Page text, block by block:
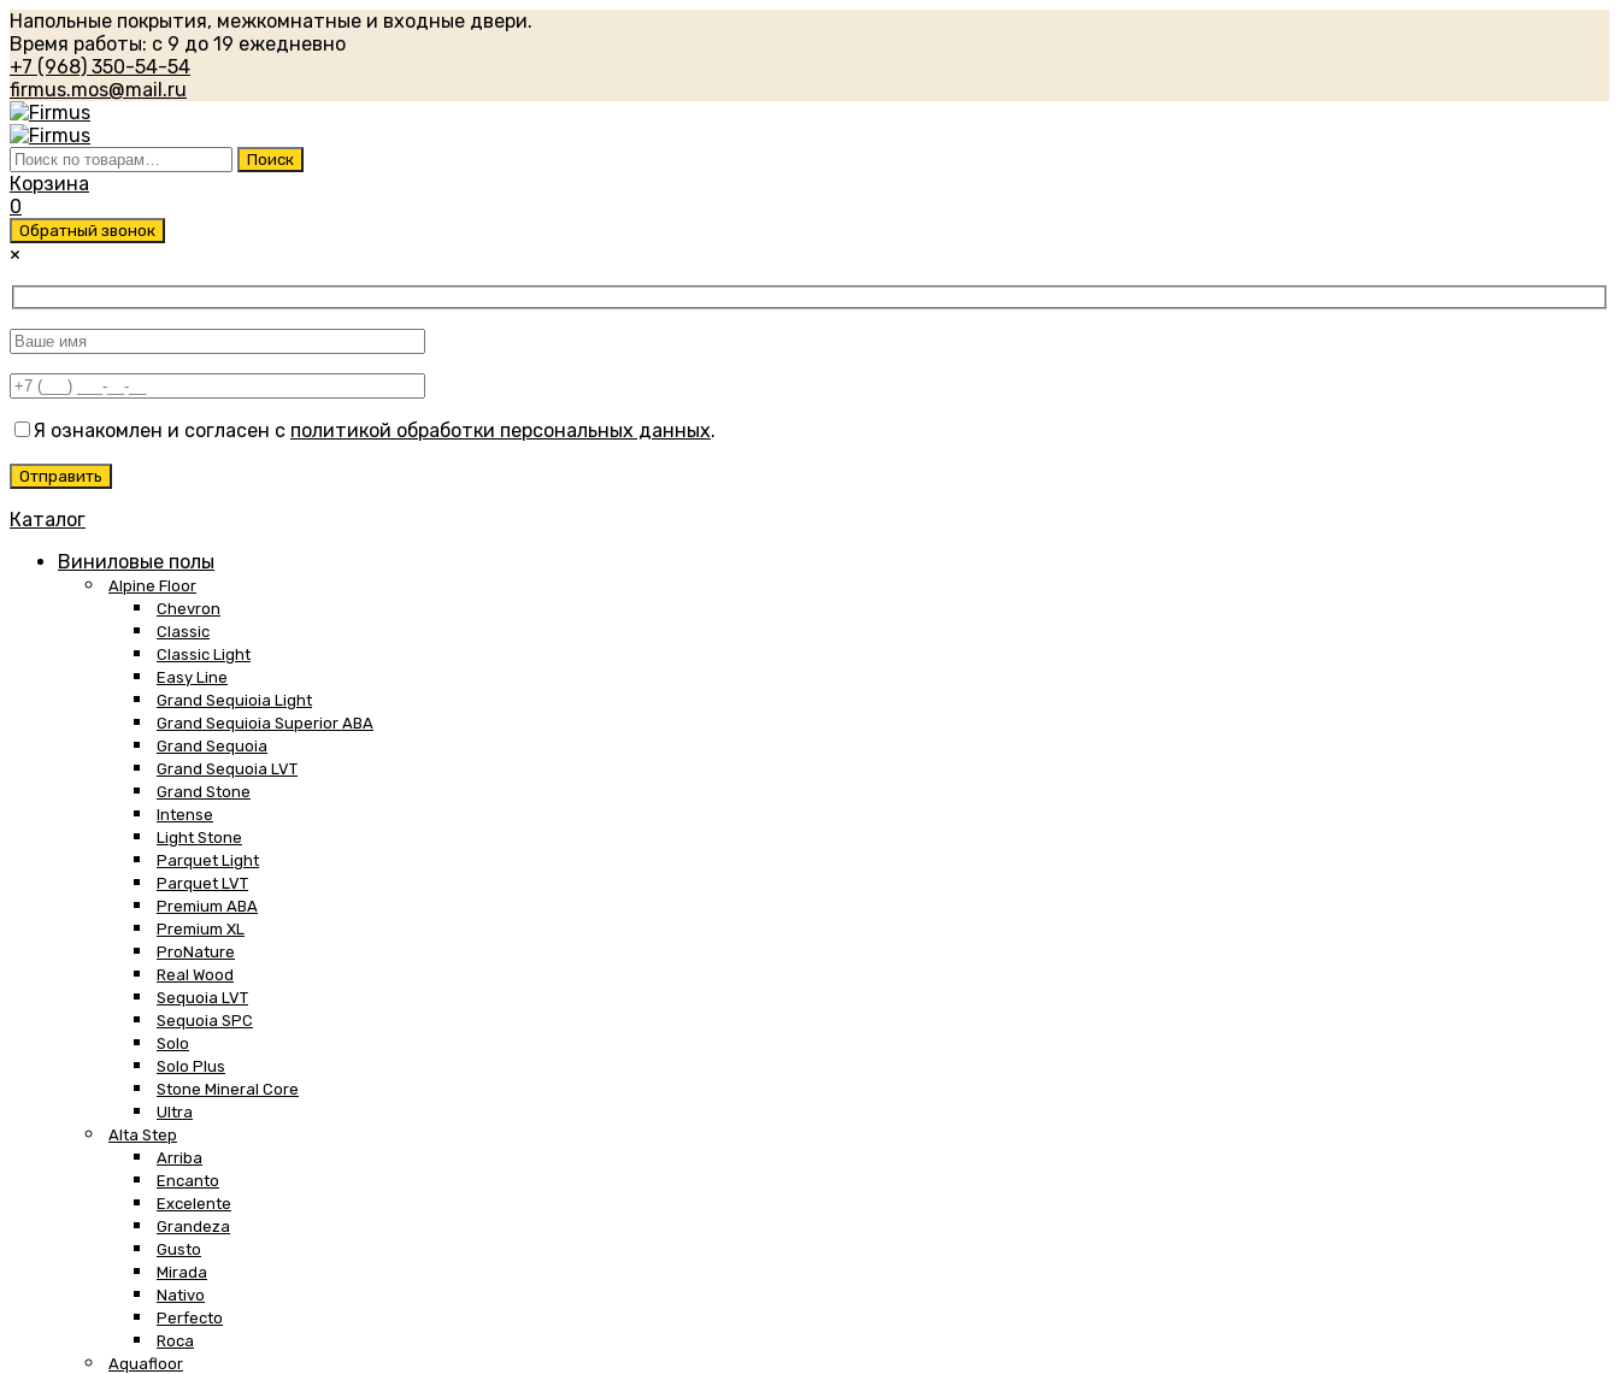
Напольные покрытия, межкомнатные и входные двери.
Время работы: с 9 до 19 ежедневно
+7 (968) 350-54-54
firmus.mos@mail.ru
Искать: Поиск
Корзина
0
Обратный звонок
×
Я ознакомлен и согласен с политикой обработки персональных данных.
Каталог
Виниловые полы
Alpine Floor
Chevron
Classic
Classic Light
Easy Line
Grand Sequioia Light
Grand Sequioia Superior ABA
Grand Sequoia
Grand Sequoia LVT
Grand Stone
Intense
Light Stone
Parquet Light
Parquet LVT
Premium ABA
Premium XL
ProNature
Real Wood
Sequoia LVT
Sequoia SPC
Solo
Solo Plus
Stone Mineral Core
Ultra
Alta Step
Arriba
Encanto
Excelente
Grandeza
Gusto
Mirada
Nativo
Perfecto
Roca
Aquafloor